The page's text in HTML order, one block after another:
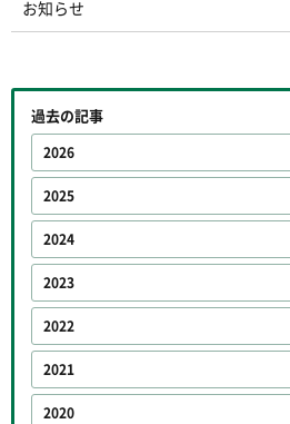
お知らせ
過去の記事
2026
2025
2024
2023
2022
2021
2020